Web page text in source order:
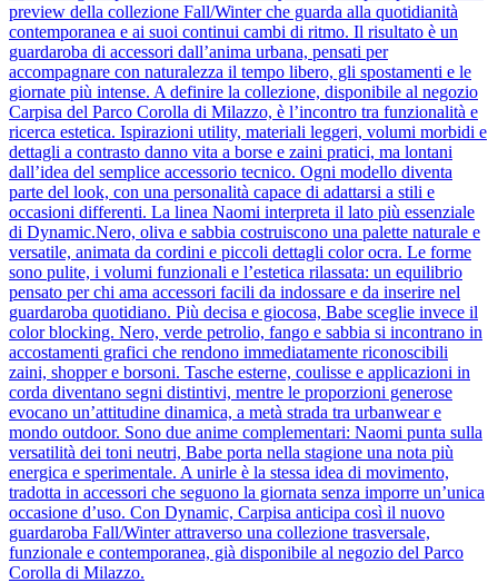
preview della collezione Fall/Winter che guarda alla quotidianità
contemporanea e ai suoi continui cambi di ritmo. Il risultato è un
guardaroba di accessori dall’anima urbana, pensati per
accompagnare con naturalezza il tempo libero, gli spostamenti e le
giornate più intense. A definire la collezione, disponibile al negozio
Carpisa del Parco Corolla di Milazzo, è l’incontro tra funzionalità e
ricerca estetica. Ispirazioni utility, materiali leggeri, volumi morbidi e
dettagli a contrasto danno vita a borse e zaini pratici, ma lontani
dall’idea del semplice accessorio tecnico. Ogni modello diventa
parte del look, con una personalità capace di adattarsi a stili e
occasioni differenti. La linea Naomi interpreta il lato più essenziale
di Dynamic.Nero, oliva e sabbia costruiscono una palette naturale e
versatile, animata da cordini e piccoli dettagli color ocra. Le forme
sono pulite, i volumi funzionali e l’estetica rilassata: un equilibrio
pensato per chi ama accessori facili da indossare e da inserire nel
guardaroba quotidiano. Più decisa e giocosa, Babe sceglie invece il
color blocking. Nero, verde petrolio, fango e sabbia si incontrano in
accostamenti grafici che rendono immediatamente riconoscibili
zaini, shopper e borsoni. Tasche esterne, coulisse e applicazioni in
corda diventano segni distintivi, mentre le proporzioni generose
evocano un’attitudine dinamica, a metà strada tra urbanwear e
mondo outdoor. Sono due anime complementari: Naomi punta sulla
versatilità dei toni neutri, Babe porta nella stagione una nota più
energica e sperimentale. A unirle è la stessa idea di movimento,
tradotta in accessori che seguono la giornata senza imporre un’unica
occasione d’uso. Con Dynamic, Carpisa anticipa così il nuovo
guardaroba Fall/Winter attraverso una collezione trasversale,
funzionale e contemporanea, già disponibile al negozio del Parco
Corolla di Milazzo.